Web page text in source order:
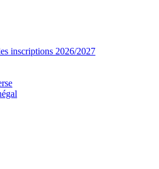
inscriptions 2026/2027